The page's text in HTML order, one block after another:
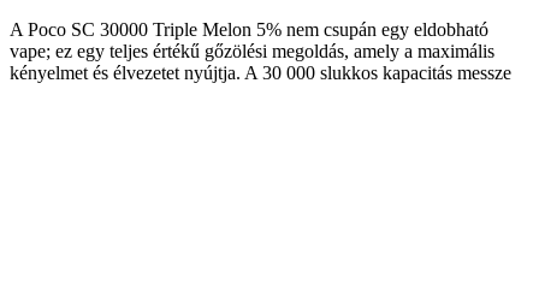
A Poco SC 30000 Triple Melon 5% nem csupán egy eldobható
vape; ez egy teljes értékű gőzölési megoldás, amely a maximális
kényelmet és élvezetet nyújtja. A 30 000 slukkos kapacitás messze